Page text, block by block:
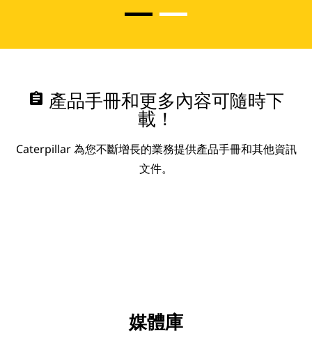
assignment 產品手冊和更多內容可隨時下
載！
Caterpillar 為您不斷增長的業務提供產品手冊和其他資訊
文件。
媒體庫